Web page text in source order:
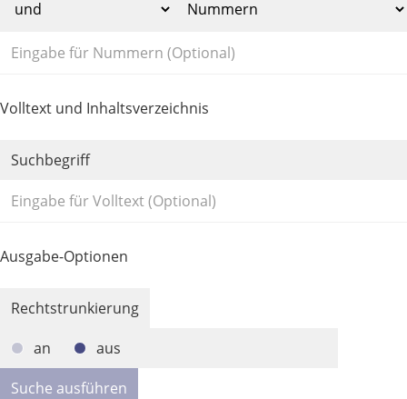
Volltext und Inhaltsverzeichnis
Suchbegriff
Ausgabe-Optionen
Rechtstrunkierung
an
aus